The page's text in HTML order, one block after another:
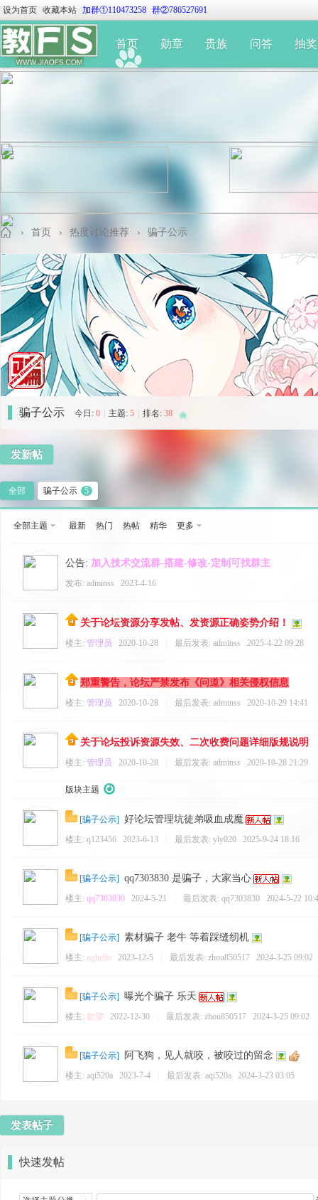
设为首页 收藏本站 加群①110473258 群②786527691
首页 勋章 贵族 问答 抽奖
教
› 首页 › 热度讨论推荐 › 骗子公示
骗子公示 今日: 0 主题: 5 排名: 38
发新帖
全部 骗子公示 5
全部主题 最新 热门 热帖 精华 更多
公告: 加入技术交流群-搭建-修改-定制可找群主
发布: adminss 2023-4-16
关于论坛资源分享发帖、发资源正确姿势介绍！
楼主: 管理员 2020-10-28 最后发表: adminss 2025-4-22 09:28
郑重警告，论坛严禁发布《问道》相关侵权信息
楼主: 管理员 2020-10-28 最后发表: adminss 2020-10-29 14:41
关于论坛投诉资源失效、二次收费问题详细版规说明
楼主: 管理员 2020-10-28 最后发表: adminss 2020-10-28 21:29
版块主题
[骗子公示] 好论坛管理坑徒弟吸血成魔
楼主: q123456 2023-6-13 最后发表: yly020 2025-9-24 18:16
[骗子公示] qq7303830 是骗子，大家当心
楼主: qq7303830 2024-5-21 最后发表: qq7303830 2024-5-22
[骗子公示] 素材骗子 老牛 等着踩缝纫机
楼主: nghello 2023-12-5 最后发表: zhou850517 2024-3-25 09:02
[骗子公示] 曝光个骗子 乐天
楼主: 欲望 2022-12-30 最后发表: zhou850517 2024-3-25 09:02
[骗子公示] 阿飞狗，见人就咬，被咬过的留念
楼主: aqi520a 2023-7-4 最后发表: aqi520a 2024-3-23 03:05
发表帖子
快速发帖